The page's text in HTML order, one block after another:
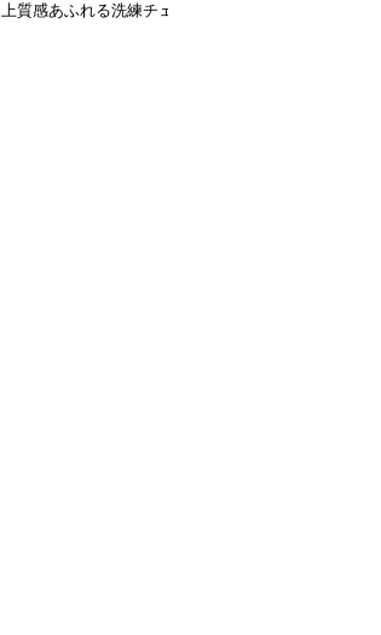
上質感あふれる洗練チェ